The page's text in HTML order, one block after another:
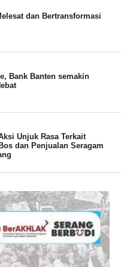
dan Bertransformasi
Bank Banten semakin
Unjuk Rasa Terkait
dan Penjualan Seragam